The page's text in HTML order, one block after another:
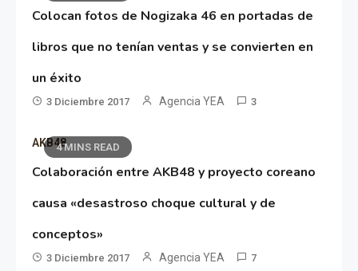
Colocan fotos de Nogizaka 46 en portadas de
libros que no tenían ventas y se convierten en
un éxito
3 Diciembre 2017 Agencia YEA 3
4 MINS READ
AKB48
Colaboración entre AKB48 y proyecto coreano
causa «desastroso choque cultural y de
conceptos»
3 Diciembre 2017 Agencia YEA 7